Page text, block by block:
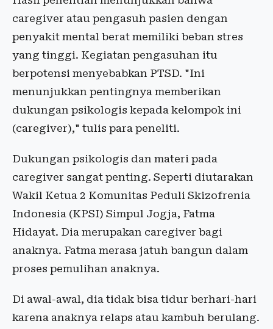
caregiver atau pengasuh pasien dengan
penyakit mental berat memiliki beban stres
yang tinggi. Kegiatan pengasuhan itu
berpotensi menyebabkan PTSD. "Ini
menunjukkan pentingnya memberikan
dukungan psikologis kepada kelompok ini
(caregiver)," tulis para peneliti.
Dukungan psikologis dan materi pada
caregiver sangat penting. Seperti diutarakan
Wakil Ketua 2 Komunitas Peduli Skizofrenia
Indonesia (KPSI) Simpul Jogja, Fatma
Hidayat. Dia merupakan caregiver bagi
anaknya. Fatma merasa jatuh bangun dalam
proses pemulihan anaknya.
Di awal-awal, dia tidak bisa tidur berhari-hari
karena anaknya relaps atau kambuh berulang.